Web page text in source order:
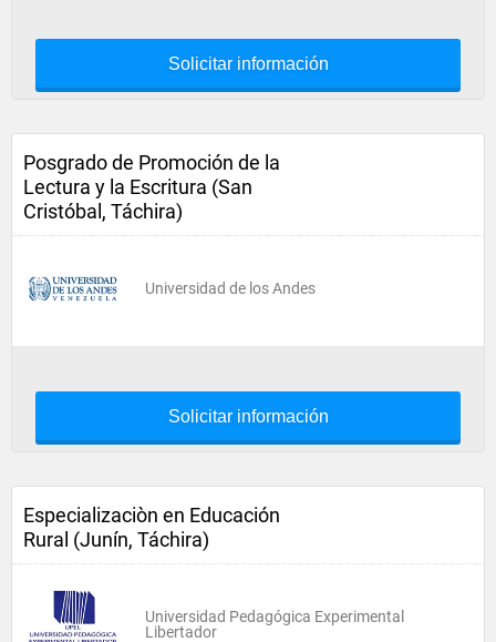
Solicitar información
Posgrado de Promoción de la
Lectura y la Escritura (San
Cristóbal, Táchira)
Universidad de los Andes
Solicitar información
Especializaciòn en Educación
Rural (Junín, Táchira)
Universidad Pedagógica Experimental
Libertador